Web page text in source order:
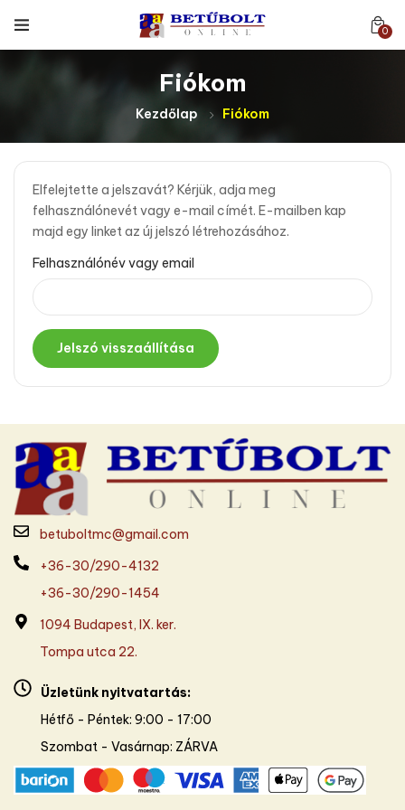
0
Fiókom
Kezdőlap Fiókom
Elfelejtette a jelszavát? Kérjük, adja meg
felhasználónevét vagy e-mail címét. E-mailben kap
majd egy linket az új jelszó létrehozásához.
Felhasználónév vagy email
Jelszó visszaállítása
betuboltmc@gmail.com
+36-30/290-4132
+36-30/290-1454
1094 Budapest, IX. ker.
Tompa utca 22.
Üzletünk nyitvatartás:
Hétfő - Péntek: 9:00 - 17:00
Szombat - Vasárnap: ZÁRVA